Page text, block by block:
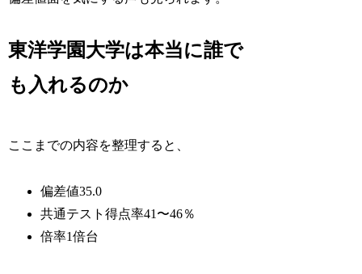
東洋学園大学は本当に誰で
も入れるのか
ここまでの内容を整理すると、
偏差値35.0
共通テスト得点率41〜46％
倍率1倍台